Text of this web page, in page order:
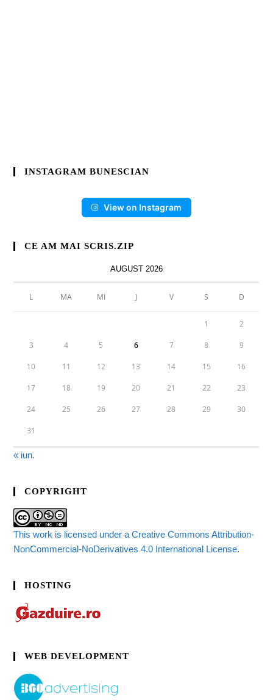
INSTAGRAM BUNESCIAN
View on Instagram
CE AM MAI SCRIS.ZIP
AUGUST 2026
L MA MI J V S D
1 2
3 4 5 6 7 8 9
10 11 12 13 14 15 16
17 18 19 20 21 22 23
24 25 26 27 28 29 30
31
« iun.
COPYRIGHT
This work is licensed under a Creative Commons Attribution-
NonCommercial-NoDerivatives 4.0 International License.
HOSTING
WEB DEVELOPMENT